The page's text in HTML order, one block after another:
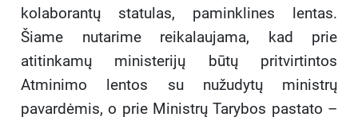
kolaborantų statulas, paminklines lentas.
Šiame nutarime reikalaujama, kad prie
atitinkamų ministerijų būtų pritvirtintos
Atminimo lentos su nužudytų ministrų
pavardėmis, o prie Ministrų Tarybos pastato –